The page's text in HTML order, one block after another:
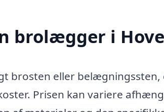
brolægger i
brosten eller
Prisen kan variere